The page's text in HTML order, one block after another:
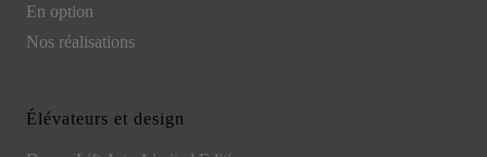
En option
Nos réalisations
Élévateurs et design